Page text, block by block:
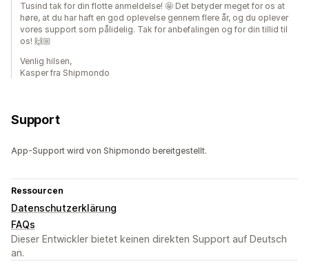
Tusind tak for din flotte anmeldelse! 🤩 Det betyder meget for os at
høre, at du har haft en god oplevelse gennem flere år, og du oplever
vores support som pålidelig. Tak for anbefalingen og for din tillid til
os! 🙌🏼
Venlig hilsen,
Kasper fra Shipmondo
Support
App-Support wird von Shipmondo bereitgestellt.
Ressourcen
Datenschutzerklärung
FAQs
Dieser Entwickler bietet keinen direkten Support auf Deutsch
an.